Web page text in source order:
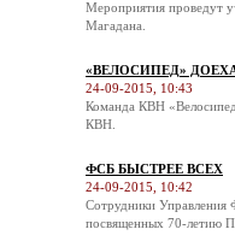
Мероприятия проведут
Магадана.
«ВЕЛОСИПЕД»
24-09-2015, 10:43
Команда КВН
КВН.
ФСБ БЫСТРЕЕ ВСЕХ
24-09-2015, 10:42
Сотрудники Управления
посвященных 70-летию